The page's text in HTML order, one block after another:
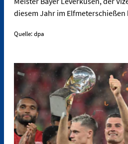
diesem Jahr im Elfmeterschießen
Quelle: dpa